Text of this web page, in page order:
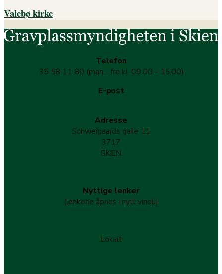
Valebø kirke
Telefon
35 58 11 80 (man - fre kl. 09.00 - 15.00)
E-post
Adresse
Schweigaards gate 11
3717
SKIEN
Nyttige lenker
(lenkene åpnes i nytt vindu)
Lokalt